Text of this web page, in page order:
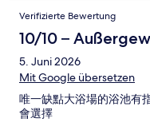
Verifizierte Bewertung
10/10 –
5. Juni 2026
Mit Google übersetzen
唯一缺點大浴場的浴池有
會選擇